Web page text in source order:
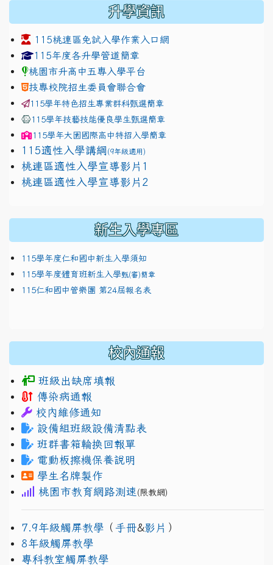
升學資訊
115桃連區免試入學作業入口網
link to https://www.jhjhs.tyc.edu.tw/modules/
115年度各升學管道簡章
桃園市升高中五專入學平台
技專校院招生委員會聯合會
115學年特色招生專業群科甄選簡章
115學年技藝技能優良學生甄選簡章
115學年大園國際高中特招入學簡章
115適性入學講綱 (9年級適用)
link to https://docs.google.com/presentation/d/
桃連區適性入學宣導影片1
link to https://docs.google.com/presentation/d/
桃連區適性入學宣導影片2
新生入學專區
115學年度仁和國中新生入學須知
115學年度體育班新生入學甄(審)簡章
115仁和國中管樂團 第24屆報名表
校內通報
班級出缺席填報
傳染病通報
校內維修通知
設備組班級設備清點表
班群書箱輪換回報單
電動板擦機保養說明
學生名牌製作
桃園市教育網路測速 (限教網)
7.9年級觸屏教學 （ 手冊&影片 ）
8年級觸屏教學
專科教室觸屏教學